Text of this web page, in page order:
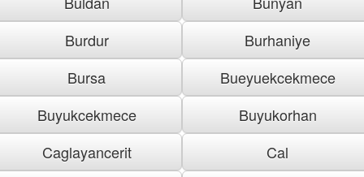
Burdur
Burhaniye
Bursa
Bueyuekcekmece
Buyukcekmece
Buyukorhan
Caglayancerit
Cal